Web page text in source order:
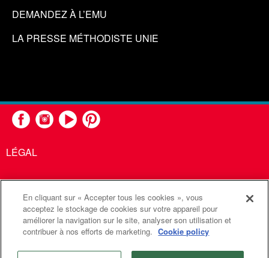
DEMANDEZ À L’EMU
LA PRESSE MÉTHODISTE UNIE
LÉGAL
United Methodist Communications est une agence de l'Église
Méthodiste Unie
Communications Méthodistes Unies. Tous droits
réservés
En cliquant sur « Accepter tous les cookies », vous
acceptez le stockage de cookies sur votre appareil pour
améliorer la navigation sur le site, analyser son utilisation et
contribuer à nos efforts de marketing. Cookie policy